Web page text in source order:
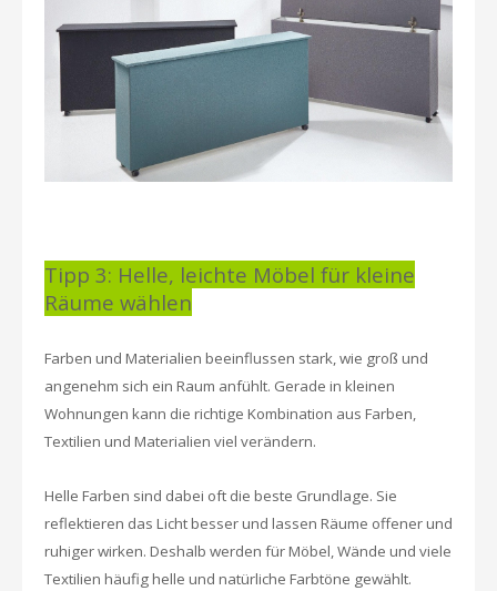
Tipp 3: Helle, leichte Möbel für kleine
Räume wählen
Farben und Materialien beeinflussen stark, wie groß und
angenehm sich ein Raum anfühlt. Gerade in kleinen
Wohnungen kann die richtige Kombination aus Farben,
Textilien und Materialien viel verändern.
Helle Farben sind dabei oft die beste Grundlage. Sie
reflektieren das Licht besser und lassen Räume offener und
ruhiger wirken. Deshalb werden für Möbel, Wände und viele
Textilien häufig helle und natürliche Farbtöne gewählt.